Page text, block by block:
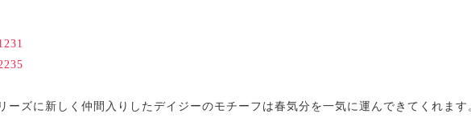
ーズに新しく仲間入りしたデイジーのモチーフは春気分を一気に運んできてくれます